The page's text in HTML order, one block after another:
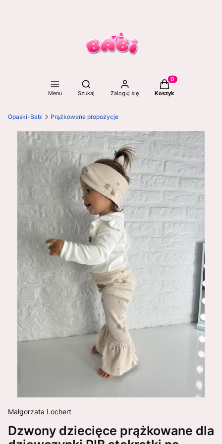
Menu
Otwórz wyszukiwarkę
Szukaj Zaloguj się
Produkty w
Koszyk
Opaski-Babi Prążkowane propozycje
Małgorzata Lochert
Dzwony dziecięce prążkowane dla